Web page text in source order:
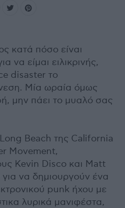
κατά πόσο είναι
να είμαι ειλικρινής,
disaster το
Μία ωραία όμως
μην πάει το μυαλό σας
Beach της California
Movement,
Kevin Disco και Matt
να δημιουργούν ένα
punk ήχου με
λυρικά μανιφέστα,